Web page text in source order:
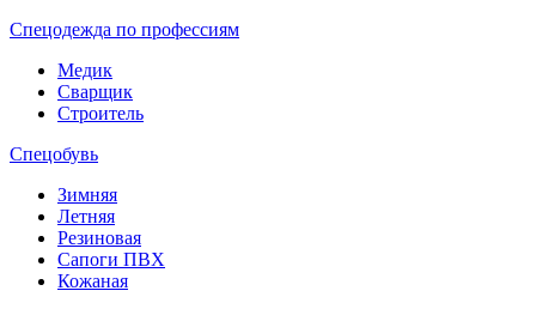
Спецодежда по профессиям
Медик
Сварщик
Строитель
Спецобувь
Зимняя
Летняя
Резиновая
Сапоги ПВХ
Кожаная